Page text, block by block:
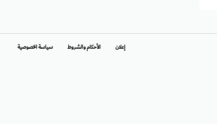
إعلان الأحكام والشروط سياسة الخصوصية